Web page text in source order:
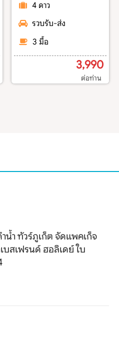
4 ดาว
รวบรับ-ส่ง
3 มื้อ
3,990
ต่อท่าน
น้ำ ทัวร์ภูเก็ต จัดแพคเก็จ
สเฟรนด์ ฮอลิเดย์ ใบ